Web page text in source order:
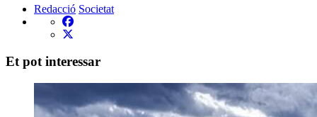
Redacció Societat
Et pot interessar